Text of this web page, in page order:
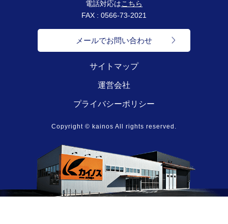
電話対応はこちら
FAX : 0566-73-2021
メールでお問い合わせ
サイトマップ
運営会社
プライバシーポリシー
Copyright © kainos All rights reserved.